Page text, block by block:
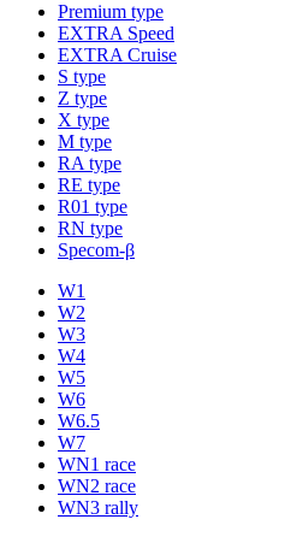
Premium type
EXTRA Speed
EXTRA Cruise
S type
Z type
X type
M type
RA type
RE type
R01 type
RN type
Specom-β
W1
W2
W3
W4
W5
W6
W6.5
W7
WN1 race
WN2 race
WN3 rally